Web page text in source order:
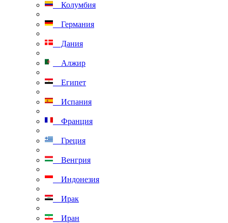
Колумбия
Германия
Дания
Алжир
Египет
Испания
Франция
Греция
Венгрия
Индонезия
Ирак
Иран